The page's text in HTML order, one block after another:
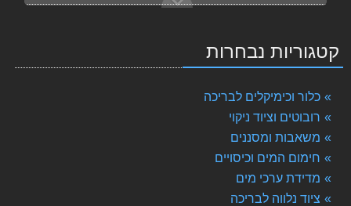
מסנן 900 פיברגלס (כולל מצע AFM)
רובוט קלינר – Robot Cleaner
85.00 ₪
קטגוריות נבחרות
כלור וכימיקלים לבריכה
רובוטים וציוד ניקוי
משאבות ומסננים
חימום המים וכיסויים
מדידת ערכי מים
ציוד נלווה לבריכה